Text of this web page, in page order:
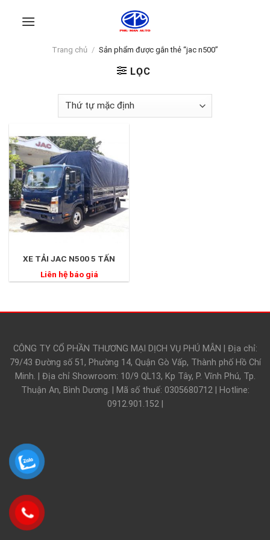
Trang chủ / Sản phẩm được gắn thẻ “jac n500”
LỌC
XE TẢI JAC N500 5 TẤN
Liên hệ báo giá
CÔNG TY CỔ PHẦN THƯƠNG MẠI DỊCH VỤ PHÚ MẪN | Địa chỉ:
79/43 Đường số 51, Phường 14, Quận Gò Vấp, Thành phố Hồ Chí
Minh. | Địa chỉ Showroom: 10/9 QL13, Kp Tây, P. Vĩnh Phú, Tp.
Thuận An, Bình Dương. | Mã số thuế: 0305680712 | Hotline:
0912.901.152 |